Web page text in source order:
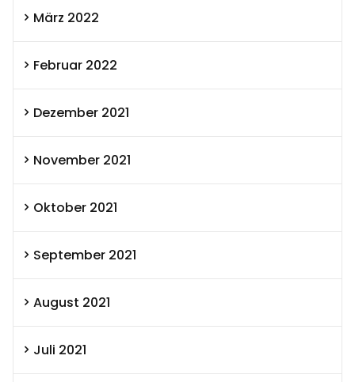
März 2022
Februar 2022
Dezember 2021
November 2021
Oktober 2021
September 2021
August 2021
Juli 2021